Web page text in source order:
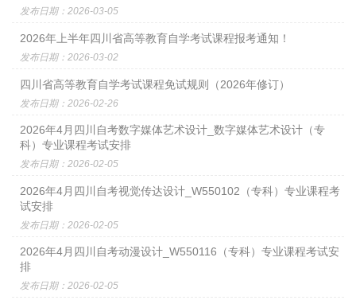
发布日期：2026-03-05
2026年上半年四川省高等教育自学考试课程报考通知！
发布日期：2026-03-02
四川省高等教育自学考试课程免试规则（2026年修订）
发布日期：2026-02-26
2026年4月四川自考数字媒体艺术设计_数字媒体艺术设计（专
科）专业课程考试安排
发布日期：2026-02-05
2026年4月四川自考视觉传达设计_​W550102（专科）专业课程考
试安排
发布日期：2026-02-05
2026年4月四川自考动漫设计_W550116（专科）专业课程考试安
排
发布日期：2026-02-05